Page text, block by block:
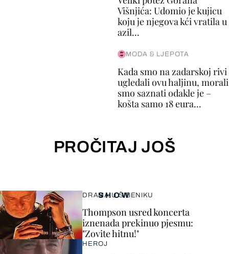
Višnjića: Udomio je kujicu
koju je njegova kći vratila u
azil...
MODA & LJEPOTA
Kada smo na zadarskoj rivi
ugledali ovu haljinu, morali
smo saznati odakle je –
košta samo 18 eura...
PROČITAJ JOŠ
SHOW
DRAMA U ŠIBENIKU
Thompson usred koncerta
iznenada prekinuo pjesmu:
"Zovite hitnu!"
HEROJ